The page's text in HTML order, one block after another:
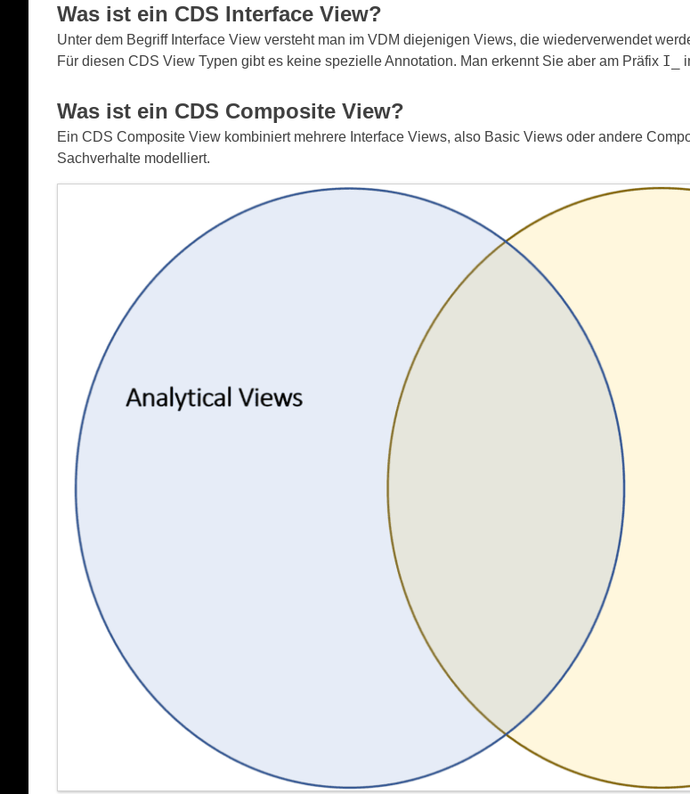
Was ist ein CDS Interface View?
Unter dem Begriff Interface View versteht man im VDM diejenigen Views, die wiederverwendet
Für diesen CDS View Typen gibt es keine spezielle Annotation. Man erkennt Sie aber am Präfix I_
Was ist ein CDS Composite View?
Ein CDS Composite View kombiniert mehrere Interface Views, also Basic Views oder andere
Sachverhalte modelliert.